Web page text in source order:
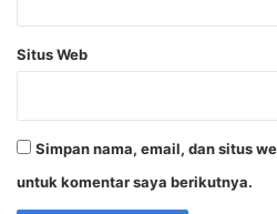
Situs Web
Simpan nama, email, dan situs
untuk komentar saya berikutnya.